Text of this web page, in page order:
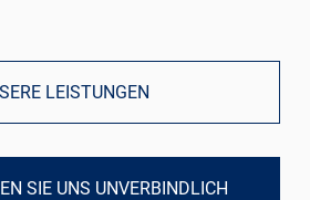
LEISTUNGEN
SIE UNS UNVERBINDLICH